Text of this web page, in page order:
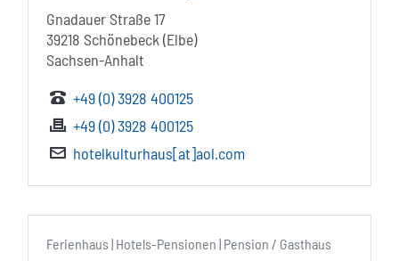
Gnadauer Straße 17
39218 Schönebeck (Elbe)
Sachsen-Anhalt
+49 (0) 3928 400125
+49 (0) 3928 400125
hotelkulturhaus[at]aol.com
Ferienhaus | Hotels-Pensionen | Pension / Gasthaus